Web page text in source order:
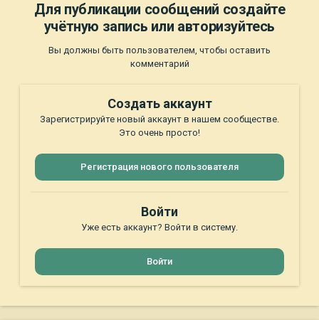
Для публикации сообщений создайте
учётную запись или авторизуйтесь
Вы должны быть пользователем, чтобы оставить
комментарий
Создать аккаунт
Зарегистрируйте новый аккаунт в нашем сообществе.
Это очень просто!
Регистрация нового пользователя
Войти
Уже есть аккаунт? Войти в систему.
Войти